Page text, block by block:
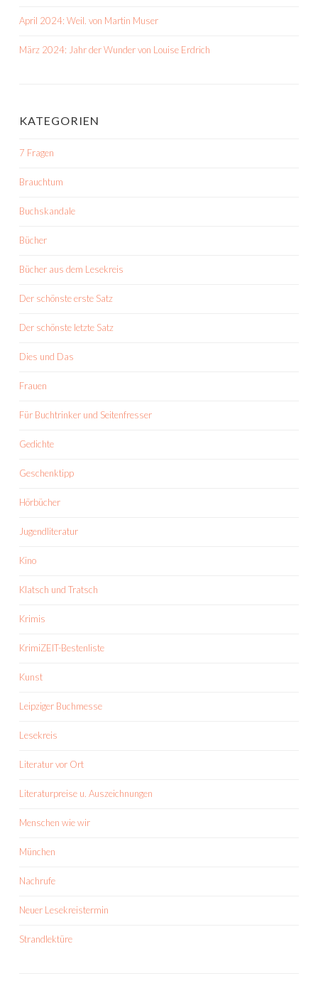
April 2024: Weil. von Martin Muser
März 2024: Jahr der Wunder von Louise Erdrich
KATEGORIEN
7 Fragen
Brauchtum
Buchskandale
Bücher
Bücher aus dem Lesekreis
Der schönste erste Satz
Der schönste letzte Satz
Dies und Das
Frauen
Für Buchtrinker und Seitenfresser
Gedichte
Geschenktipp
Hörbücher
Jugendliteratur
Kino
Klatsch und Tratsch
Krimis
KrimiZEIT-Bestenliste
Kunst
Leipziger Buchmesse
Lesekreis
Literatur vor Ort
Literaturpreise u. Auszeichnungen
Menschen wie wir
München
Nachrufe
Neuer Lesekreistermin
Strandlektüre